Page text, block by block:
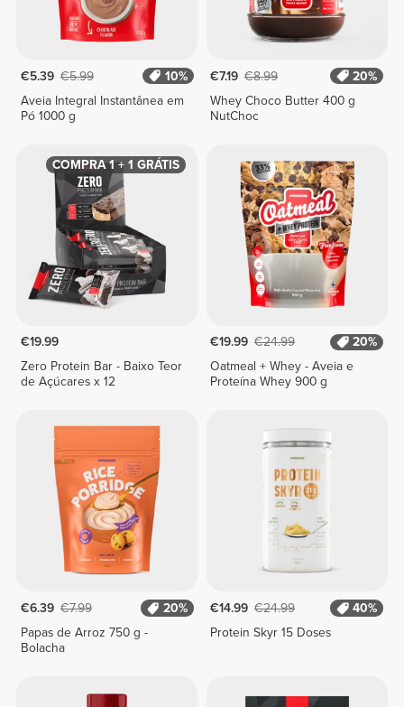
€5.39 €5.99
10%
Aveia Integral Instantânea em
Pó 1000 g
€7.19 €8.99
20%
Whey Choco Butter 400 g
NutChoc
COMPRA 1 + 1 GRÁTIS
€19.99
Zero Protein Bar - Baixo Teor
de Açúcares x 12
€19.99 €24.99
20%
Oatmeal + Whey - Aveia e
Proteína Whey 900 g
€6.39 €7.99
20%
Papas de Arroz 750 g -
Bolacha
€14.99 €24.99
40%
Protein Skyr 15 Doses